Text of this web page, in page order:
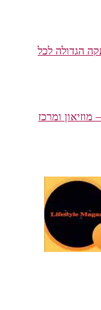
הגדולה לכל
ומרכז